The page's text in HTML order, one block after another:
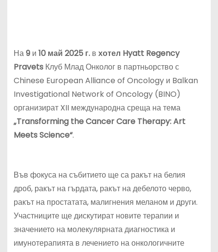
На9 и 10 май 2025 г. в хотел Hyatt Regency
PravetsКлуб Млад Онколог в партньорство с
Chinese European Alliance of Oncology и Balkan
Investigational Network of Oncology (BINO)
организират XII международна среща на тема
„Transforming the Cancer Care Therapy: Art
Meets Science“.
Във фокуса на събитието ще са ракът на белия
дроб, ракът на гърдата, ракът на дебелото черво,
ракът на простатата, малигнения меланом и други.
Участниците ще дискутират новите терапии и
значението на молекулярната диагностика и
имунотерапията в лечението на онкологичните